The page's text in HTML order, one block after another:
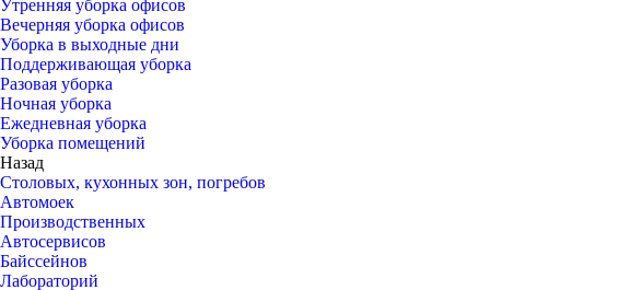
Утренняя уборка офисов
Вечерняя уборка офисов
Уборка в выходные дни
Поддерживающая уборка
Разовая уборка
Ночная уборка
Ежедневная уборка
Уборка помещений
Назад
Столовых, кухонных зон, погребов
Автомоек
Производственных
Автосервисов
Байссейнов
Лабораторий